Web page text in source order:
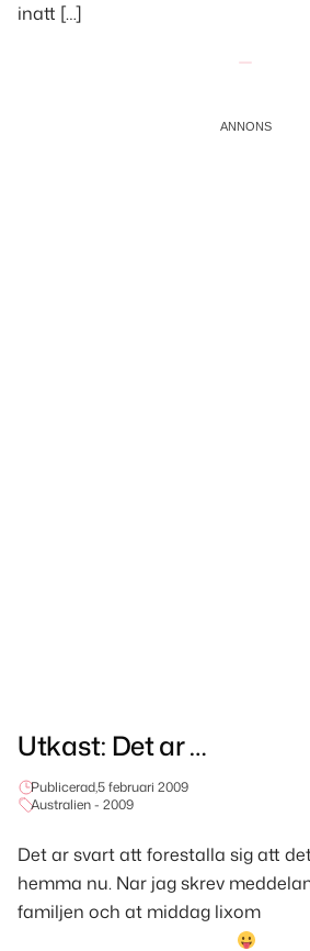
inatt […]
Utkast: Det ar …
Publicerad,5 februari 2009
Australien - 2009
Det ar svart att forestalla sig att
hemma nu. Nar jag skrev
familjen och at middag lixom